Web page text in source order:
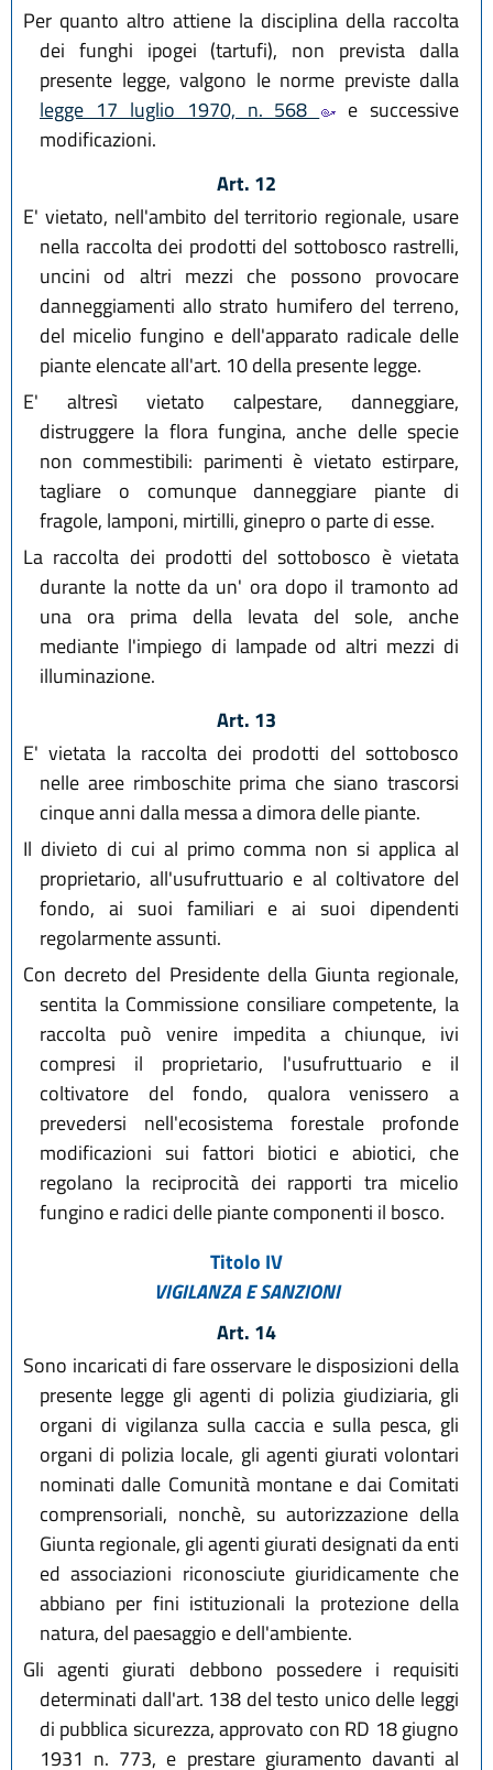
Per quanto altro attiene la disciplina della raccolta
dei funghi ipogei (tartufi), non prevista dalla
presente legge, valgono le norme previste dalla
legge 17 luglio 1970, n. 568
e successive
modificazioni.
Art. 12
E' vietato, nell'ambito del territorio regionale, usare
nella raccolta dei prodotti del sottobosco rastrelli,
uncini od altri mezzi che possono provocare
danneggiamenti allo strato humifero del terreno,
del micelio fungino e dell'apparato radicale delle
piante elencate all'art. 10 della presente legge.
E' altresì vietato calpestare, danneggiare,
distruggere la flora fungina, anche delle specie
non commestibili: parimenti è vietato estirpare,
tagliare o comunque danneggiare piante di
fragole, lamponi, mirtilli, ginepro o parte di esse.
La raccolta dei prodotti del sottobosco è vietata
durante la notte da un' ora dopo il tramonto ad
una ora prima della levata del sole, anche
mediante l'impiego di lampade od altri mezzi di
illuminazione.
Art. 13
E' vietata la raccolta dei prodotti del sottobosco
nelle aree rimboschite prima che siano trascorsi
cinque anni dalla messa a dimora delle piante.
Il divieto di cui al primo comma non si applica al
proprietario, all'usufruttuario e al coltivatore del
fondo, ai suoi familiari e ai suoi dipendenti
regolarmente assunti.
Con decreto del Presidente della Giunta regionale,
sentita la Commissione consiliare competente, la
raccolta può venire impedita a chiunque, ivi
compresi il proprietario, l'usufruttuario e il
coltivatore del fondo, qualora venissero a
prevedersi nell'ecosistema forestale profonde
modificazioni sui fattori biotici e abiotici, che
regolano la reciprocità dei rapporti tra micelio
fungino e radici delle piante componenti il bosco.
Titolo IV
VIGILANZA E SANZIONI
Art. 14
Sono incaricati di fare osservare le disposizioni della
presente legge gli agenti di polizia giudiziaria, gli
organi di vigilanza sulla caccia e sulla pesca, gli
organi di polizia locale, gli agenti giurati volontari
nominati dalle Comunità montane e dai Comitati
comprensoriali, nonchè, su autorizzazione della
Giunta regionale, gli agenti giurati designati da enti
ed associazioni riconosciute giuridicamente che
abbiano per fini istituzionali la protezione della
natura, del paesaggio e dell'ambiente.
Gli agenti giurati debbono possedere i requisiti
determinati dall'art. 138 del testo unico delle leggi
di pubblica sicurezza, approvato con RD 18 giugno
1931 n. 773, e prestare giuramento davanti al